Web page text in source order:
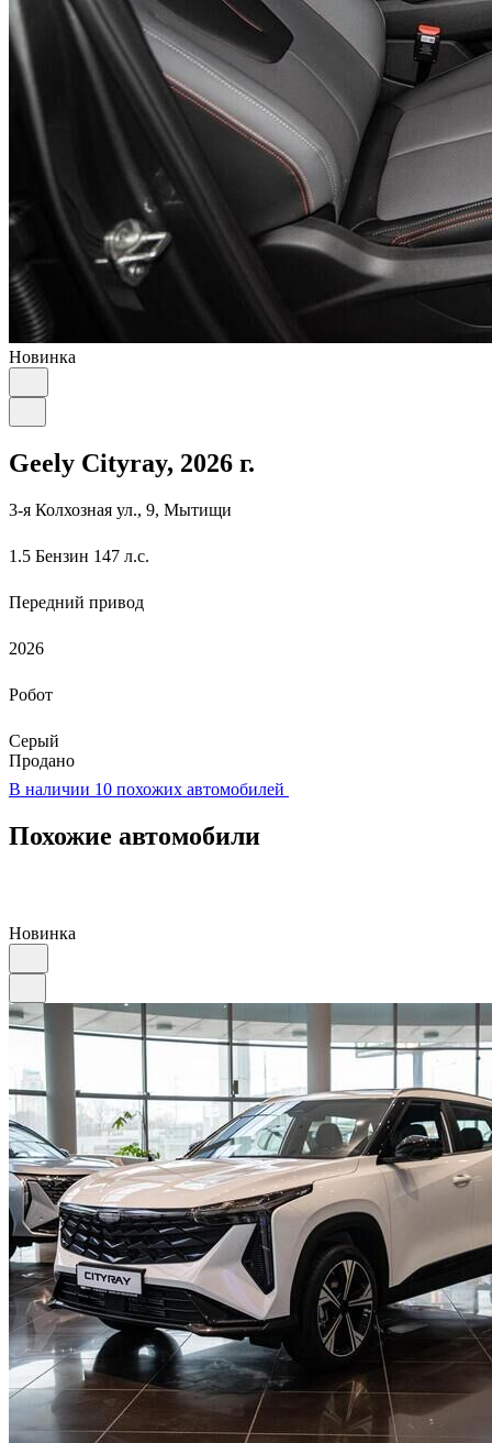
Новинка
Geely Cityray, 2026 г.
3-я Колхозная ул., 9, Мытищи
1.5 Бензин 147 л.с.
Передний привод
2026
Робот
Серый
Продано
В наличии 10 похожих автомобилей
Похожие автомобили
Новинка